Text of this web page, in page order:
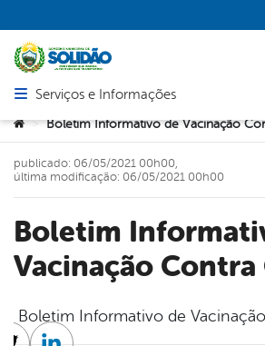
Abrir menu principal de navegação
Serviços e Informações
Você está aqui:
> Boletim Informativo de Vacinação
Boletim Informativo de
Vacinação
publicado: 06/05/2021 00h00,
última modificação: 06/05/2021 00h00
Boletim Informativo de